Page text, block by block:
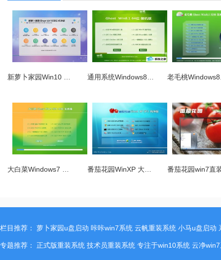
新萝卜家园Win10 … 通用系统Windows8… 老毛桃
大白菜Windows7 … 番茄花园WinXP 大… 番茄花园win7直
栏目推荐： 萝卜家园u盘启动 咔咔win7系统 云帆重装系统 小马u盘启动
专题推荐： 正式版重装系统 技术员重装系统 专注于win10系统 云净